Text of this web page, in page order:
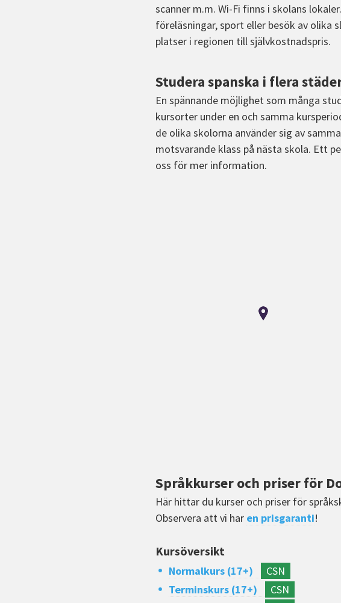
scanner m.m. Wi-Fi finns i skolans
föreläsningar, sport eller besök av olika
platser i regionen till självkostnadspris.
Studera spanska i flera
En spännande möjlighet som många
kursorter under en och samma
de olika skolorna använder sig av
motsvarande klass på nästa skola. Ett
oss för mer information.
Språkkurser och priser för
Här hittar du kurser och priser för
Observera att vi har en prisgaranti!
Kursöversikt
Normalkurs (17+)
CSN
Terminskurs (17+)
CSN